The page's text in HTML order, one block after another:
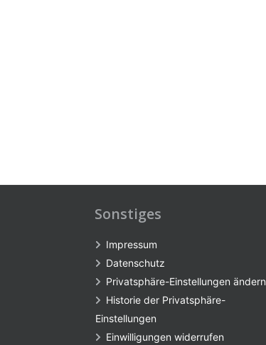
Sonstiges
Impressum
Datenschutz
Privatsphäre-Einstellungen ändern
Historie der Privatsphäre-
Einstellungen
Einwilligungen widerrufen